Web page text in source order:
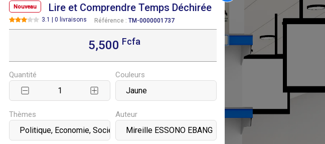
Nouveau Lire et Comprendre Temps Déchirée
3.1 | 0 livraisons Référence : TM-0000001737
5,500 Fcfa
Quantité Couleurs
Thèmes Auteur
8 500